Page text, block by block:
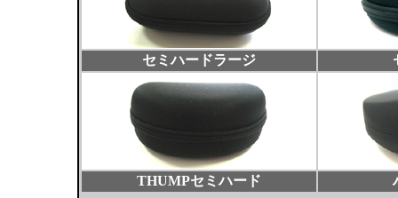
セミハードラージ
THUMPセミハード